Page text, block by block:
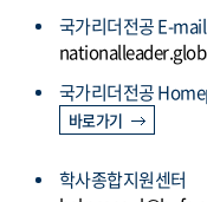
국가리더전공 E-
국가리더전공
바로가기
학사종합지원센터